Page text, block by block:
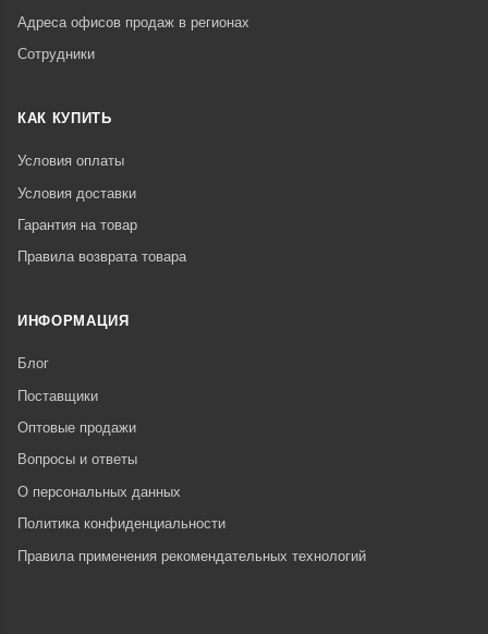
Адреса офисов продаж в регионах
Сотрудники
КАК КУПИТЬ
Условия оплаты
Условия доставки
Гарантия на товар
Правила возврата товара
ИНФОРМАЦИЯ
Блог
Поставщики
Оптовые продажи
Вопросы и ответы
О персональных данных
Политика конфиденциальности
Правила применения рекомендательных технологий